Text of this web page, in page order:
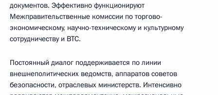
документов. Эффективно функционируют
Межправительственные комиссии по торгово-
экономическому, научно-техническому и культурному
сотрудничеству и ВТС.
Постоянный диалог поддерживается по линии
внешнеполитических ведомств, аппаратов советов
безопасности, отраслевых министерств. Интенсивно